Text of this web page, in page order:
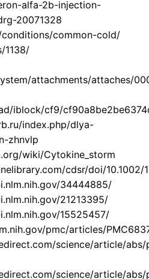
alfa-2b-injection-
20071328
common-cold/
1138/
attachments/attaches/
iblock/cf9/
index.php/dlya-
zhnvlp
wiki/Cytokine_storm
cdsr/doi/
34444885/
21213395/
15525457/
pmc/articles/
science/article/abs/
science/article/